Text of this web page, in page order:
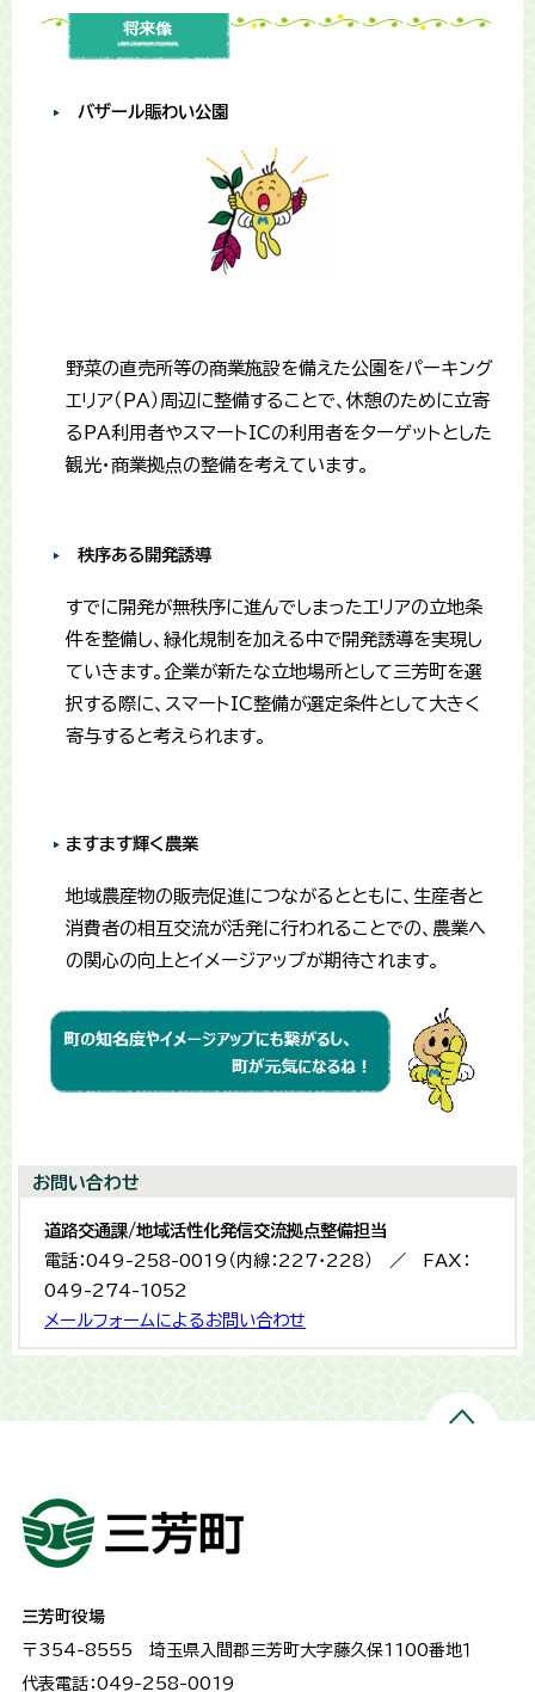
バザール賑わい公園
野菜の直売所等の商業施設を備えた公園をパーキング
エリア（PA）周辺に整備することで、休憩のために立寄
るPA利用者やスマートICの利用者をターゲットとした
観光・商業拠点の整備を考えています。
秩序ある開発誘導
すでに開発が無秩序に進んでしまったエリアの立地条
件を整備し、緑化規制を加える中で開発誘導を実現し
ていきます。企業が新たな立地場所として三芳町を選
択する際に、スマートIC整備が選定条件として大きく
寄与すると考えられます。
ますます輝く農業
地域農産物の販売促進につながるとともに、生産者と
消費者の相互交流が活発に行われることでの、農業へ
の関心の向上とイメージアップが期待されます。
お問い合わせ
道路交通課/地域活性化発信交流拠点整備担当
電話：049-258-0019（内線：227・228） ／ FAX：
049-274-1052
メールフォームによるお問い合わせ
三芳町役場
〒354-8555 埼玉県入間郡三芳町大字藤久保1100番地１
代表電話：049-258-0019